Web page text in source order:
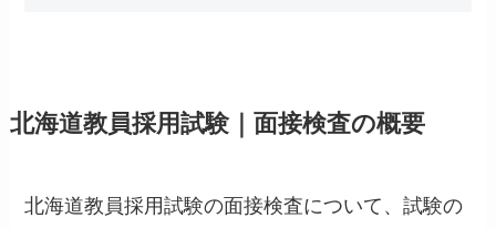
北海道教員採用試験｜面接検査の概要
北海道教員採用試験の面接検査について、試験の